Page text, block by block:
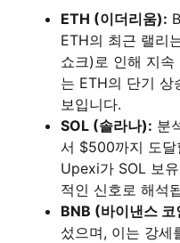
ETH (이더리움):
ETH의 최근 랠리
쇼크)로 인해 지속
는 ETH의 단기 상
보입니다.
SOL (솔라나): 분
서 $500까지 도달
Upexi가 SOL 보
적인 신호로 해석
BNB (바이낸스 코
섰으며, 이는 강세